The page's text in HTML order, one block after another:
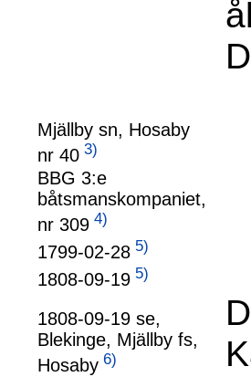
Mjällby sn, Hosaby
nr 40 3)
BBG 3:e
båtsmanskompaniet,
nr 309 4)
1799-02-28 5)
1808-09-19 5)
1808-09-19 se,
Blekinge, Mjällby fs,
Hosaby 6)